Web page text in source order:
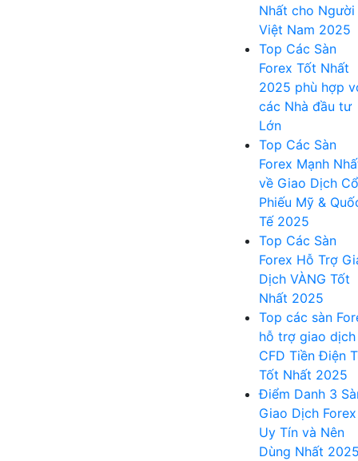
Nhất cho Người
Việt Nam 2025
Top Các Sàn
Forex Tốt Nhất
2025 phù hợp
các Nhà đầu tư
Lớn
Top Các Sàn
Forex Mạnh
về Giao Dịch Cổ
Phiếu Mỹ &
Tế 2025
Top Các Sàn
Forex Hỗ Trợ
Dịch VÀNG Tốt
Nhất 2025
Top các sàn
hỗ trợ giao dịch
CFD Tiền Điện
Tốt Nhất 2025
Điểm Danh 3
Giao Dịch Forex
Uy Tín và Nên
Dùng Nhất 2025